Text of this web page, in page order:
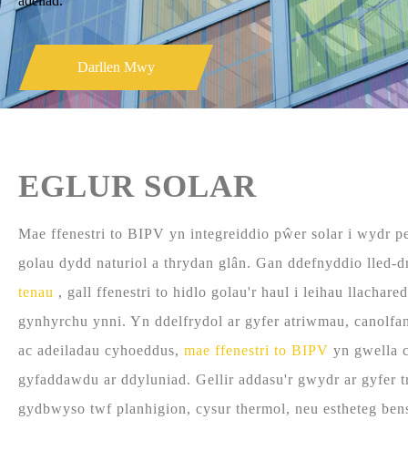
Darllen Mwy
EGLUR SOLAR
Mae ffenestri to BIPV yn integreiddio pŵer solar i wydr
golau dydd naturiol a thrydan glân. Gan ddefnyddio lled-
tenau , gall ffenestri to hidlo golau'r haul i leihau
gynhyrchu ynni. Yn ddelfrydol ar gyfer atriwmau,
ac adeiladau cyhoeddus, mae ffenestri to BIPV yn gwella
gyfaddawdu ar ddyluniad. Gellir addasu'r gwydr ar gyfer
gydbwyso twf planhigion, cysur thermol, neu estheteg